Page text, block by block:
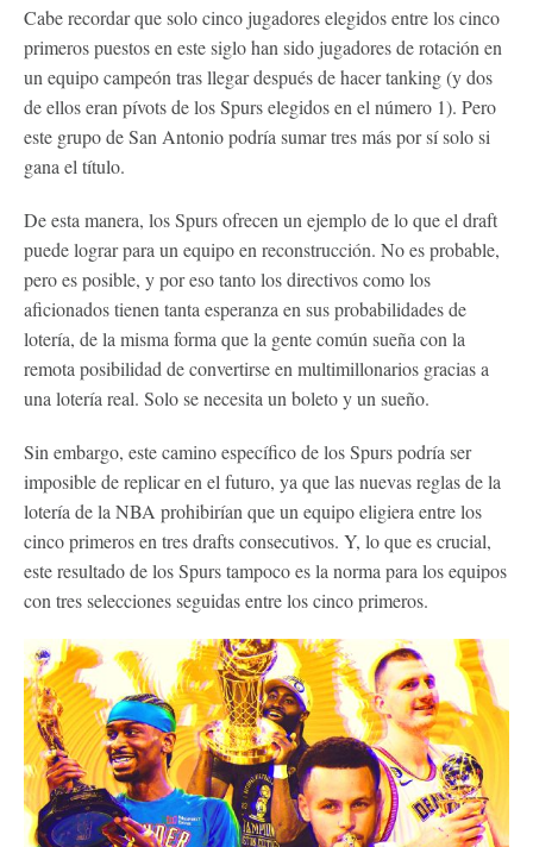
Cabe recordar que solo cinco jugadores elegidos entre los cinco
primeros puestos en este siglo han sido jugadores de rotación en
un equipo campeón tras llegar después de hacer tanking (y dos
de ellos eran pívots de los Spurs elegidos en el número 1). Pero
este grupo de San Antonio podría sumar tres más por sí solo si
gana el título.
De esta manera, los Spurs ofrecen un ejemplo de lo que el draft
puede lograr para un equipo en reconstrucción. No es probable,
pero es posible, y por eso tanto los directivos como los
aficionados tienen tanta esperanza en sus probabilidades de
lotería, de la misma forma que la gente común sueña con la
remota posibilidad de convertirse en multimillonarios gracias a
una lotería real. Solo se necesita un boleto y un sueño.
Sin embargo, este camino específico de los Spurs podría ser
imposible de replicar en el futuro, ya que las nuevas reglas de la
lotería de la NBA prohibirían que un equipo eligiera entre los
cinco primeros en tres drafts consecutivos. Y, lo que es crucial,
este resultado de los Spurs tampoco es la norma para los equipos
con tres selecciones seguidas entre los cinco primeros.